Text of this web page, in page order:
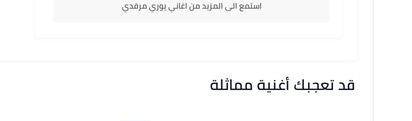
استمع الى المزيد من اغاني يوري مرقدي
قد تعجبك أغنية مماثلة